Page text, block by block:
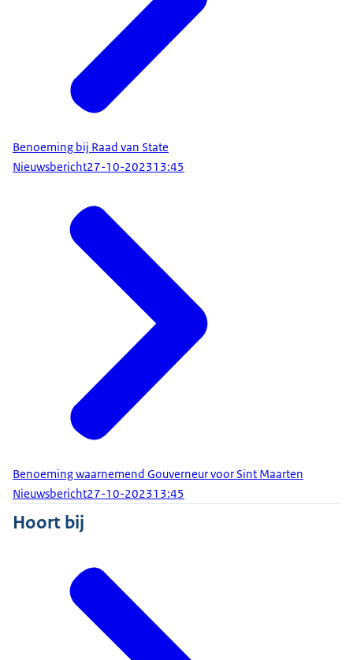
Benoeming bij Raad van State
Nieuwsbericht27-10-202313:45
Benoeming waarnemend Gouverneur voor Sint Maarten
Nieuwsbericht27-10-202313:45
Hoort bij